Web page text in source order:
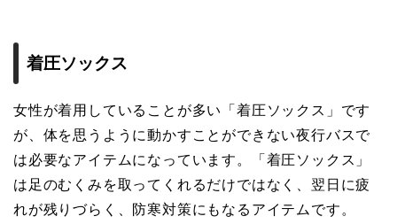
着圧ソックス
女性が着用していることが多い「着圧ソックス」です
が、体を思うように動かすことができない夜行バスで
は必要なアイテムになっています。「着圧ソックス」
は足のむくみを取ってくれるだけではなく、翌日に疲
れが残りづらく、防寒対策にもなるアイテムです。